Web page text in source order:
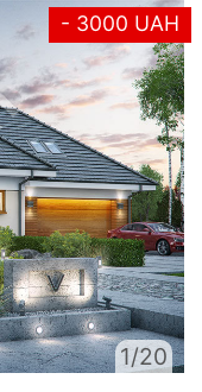
- 3000 UAH
1/20